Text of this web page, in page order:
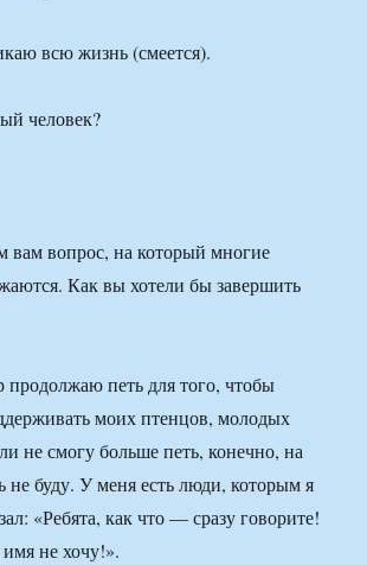
всю жизнь (смеется).
человек?
вам вопрос, на который многие
Как вы хотели бы завершить
петь для того, чтобы
моих птенцов, молодых
не смогу больше петь, конечно, на
не буду. У меня есть люди, которым я
«Ребята, как что — сразу говорите!
не хочу!».